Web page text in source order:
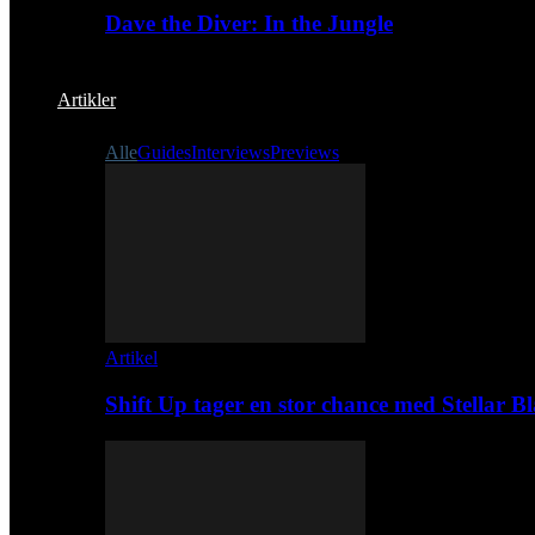
Dave the Diver: In the Jungle
Artikler
AlleGuidesInterviewsPreviews
Artikel
Shift Up tager en stor chance med Stellar